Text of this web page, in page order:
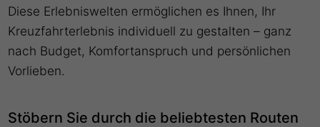
Diese Erlebniswelten ermöglichen es Ihnen, Ihr
Kreuzfahrterlebnis individuell zu gestalten – ganz
nach Budget, Komfortanspruch und persönlichen
Vorlieben.
Stöbern Sie durch die beliebtesten Routen